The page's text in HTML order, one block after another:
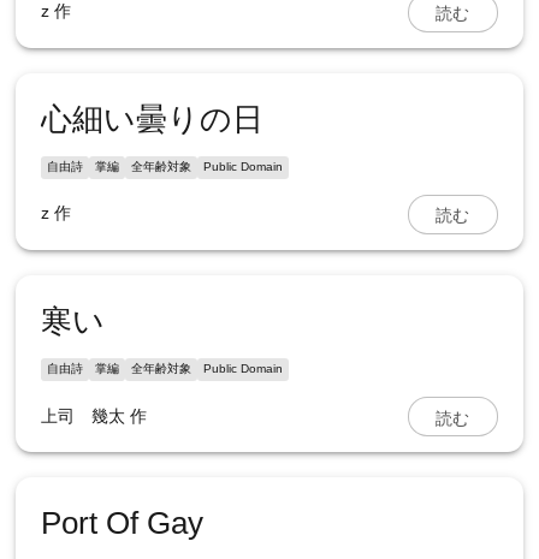
z 作 読む
心細い曇りの日
自由詩 掌編 全年齢対象 Public Domain
z 作 読む
寒い
自由詩 掌編 全年齢対象 Public Domain
上司 幾太 作 読む
Port Of Gay